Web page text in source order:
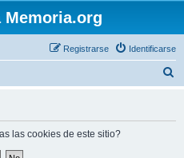
Memoria.org
Identificarse
Registrarse
las cookies de este sitio?